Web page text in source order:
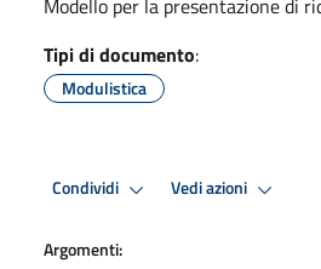
Tipi di documento:
Modulistica
Condividi Vedi azioni
Argomenti: